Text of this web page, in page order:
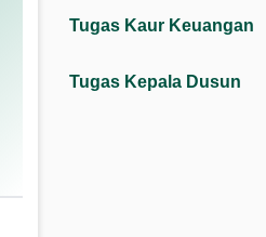
Tugas Kaur Keuangan
Tugas Kepala Dusun